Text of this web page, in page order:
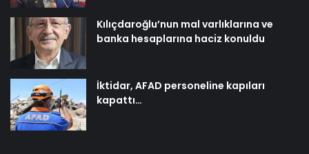
Kılıçdaroğlu’nun mal varlıklarına ve
banka hesaplarına haciz konuldu
İktidar, AFAD personeline kapıları
kapattı…